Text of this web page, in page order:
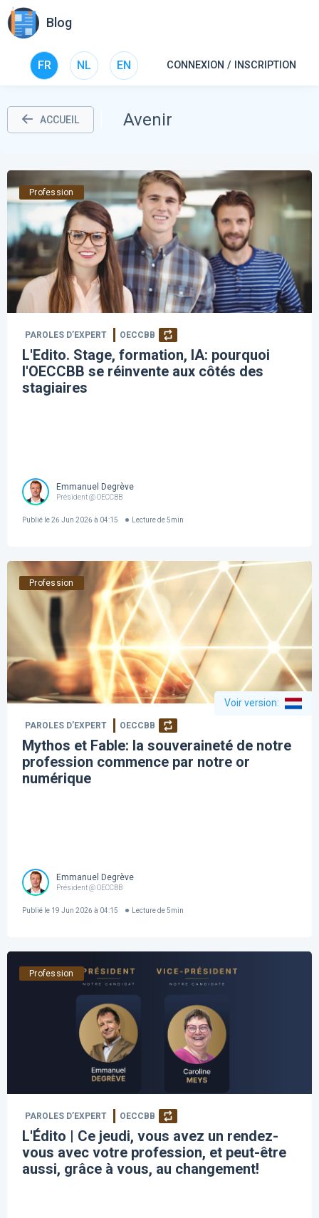
Blog
FR NL EN CONNEXION / INSCRIPTION
ACCUEIL Avenir
Profession
PAROLES D’EXPERT OECCBB
L'Edito. Stage, formation, IA: pourquoi
l'OECCBB se réinvente aux côtés des
stagiaires
Emmanuel Degrève
Président @ OECCBB
Publié le26 Jun 2026 à 04:15 Lecture de 5min
Profession
Voir version:
PAROLES D’EXPERT OECCBB
Mythos et Fable: la souveraineté de notre
profession commence par notre or
numérique
Emmanuel Degrève
Président @ OECCBB
Publié le 19 Jun 2026 à 04:15 Lecture de 5min
Profession
PAROLES D’EXPERT OECCBB
L'Édito | Ce jeudi, vous avez un rendez-
vous avec votre profession, et peut-être
aussi, grâce à vous, au changement!